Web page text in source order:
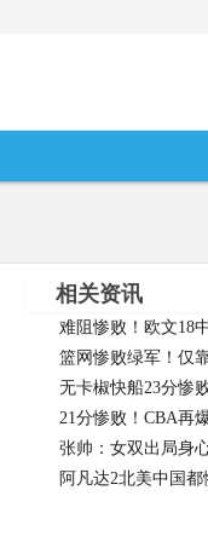
相关资讯
难阻惨败！欧文18
篮网惨败绿军！仅
出隐患 02-02
无卡椒快船23分惨
21分惨败！CBA再
边缘 01-27
张帅：女双出局身
阿凡达2北美中国